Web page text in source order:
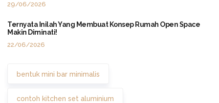
29/06/2026
Ternyata Inilah Yang Membuat Konsep Rumah Open Space
Makin Diminati!
22/06/2026
bentuk mini bar minimalis
contoh kitchen set aluminium